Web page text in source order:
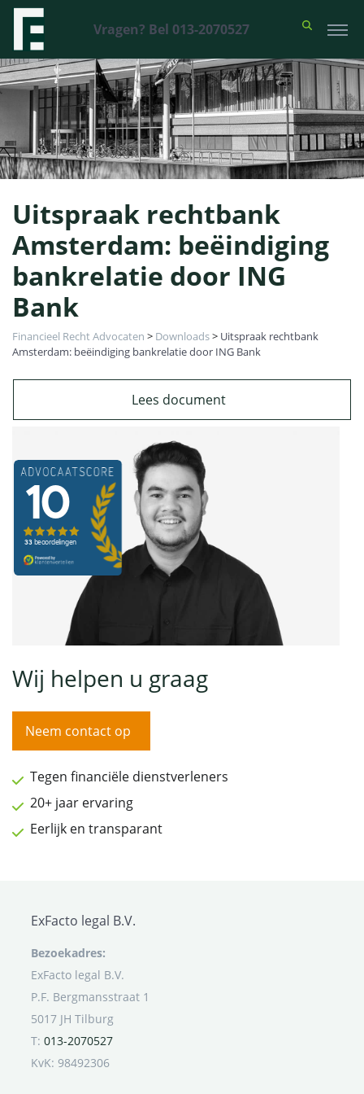
Vragen? Bel 013-2070527
Uitspraak rechtbank
Amsterdam: beëindiging
bankrelatie door ING
Bank
Financieel Recht Advocaten > Downloads> Uitspraak rechtbank
Amsterdam: beëindiging bankrelatie door ING Bank
Lees document
Wij helpen u graag
Neem contact op
Tegen financiële dienstverleners
20+ jaar ervaring
Eerlijk en transparant
ExFacto legal B.V.
Bezoekadres:
ExFacto legal B.V.
P.F. Bergmansstraat 1
5017 JH Tilburg
T: 013-2070527
KvK: 98492306